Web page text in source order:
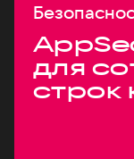
для
строк